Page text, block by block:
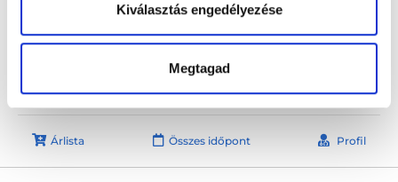
Kiválasztás engedélyezése
Megtagad
Papp Tamás Magánrendelése
Következő időpont:augusztus 11.
Árlista Összes időpont Profil